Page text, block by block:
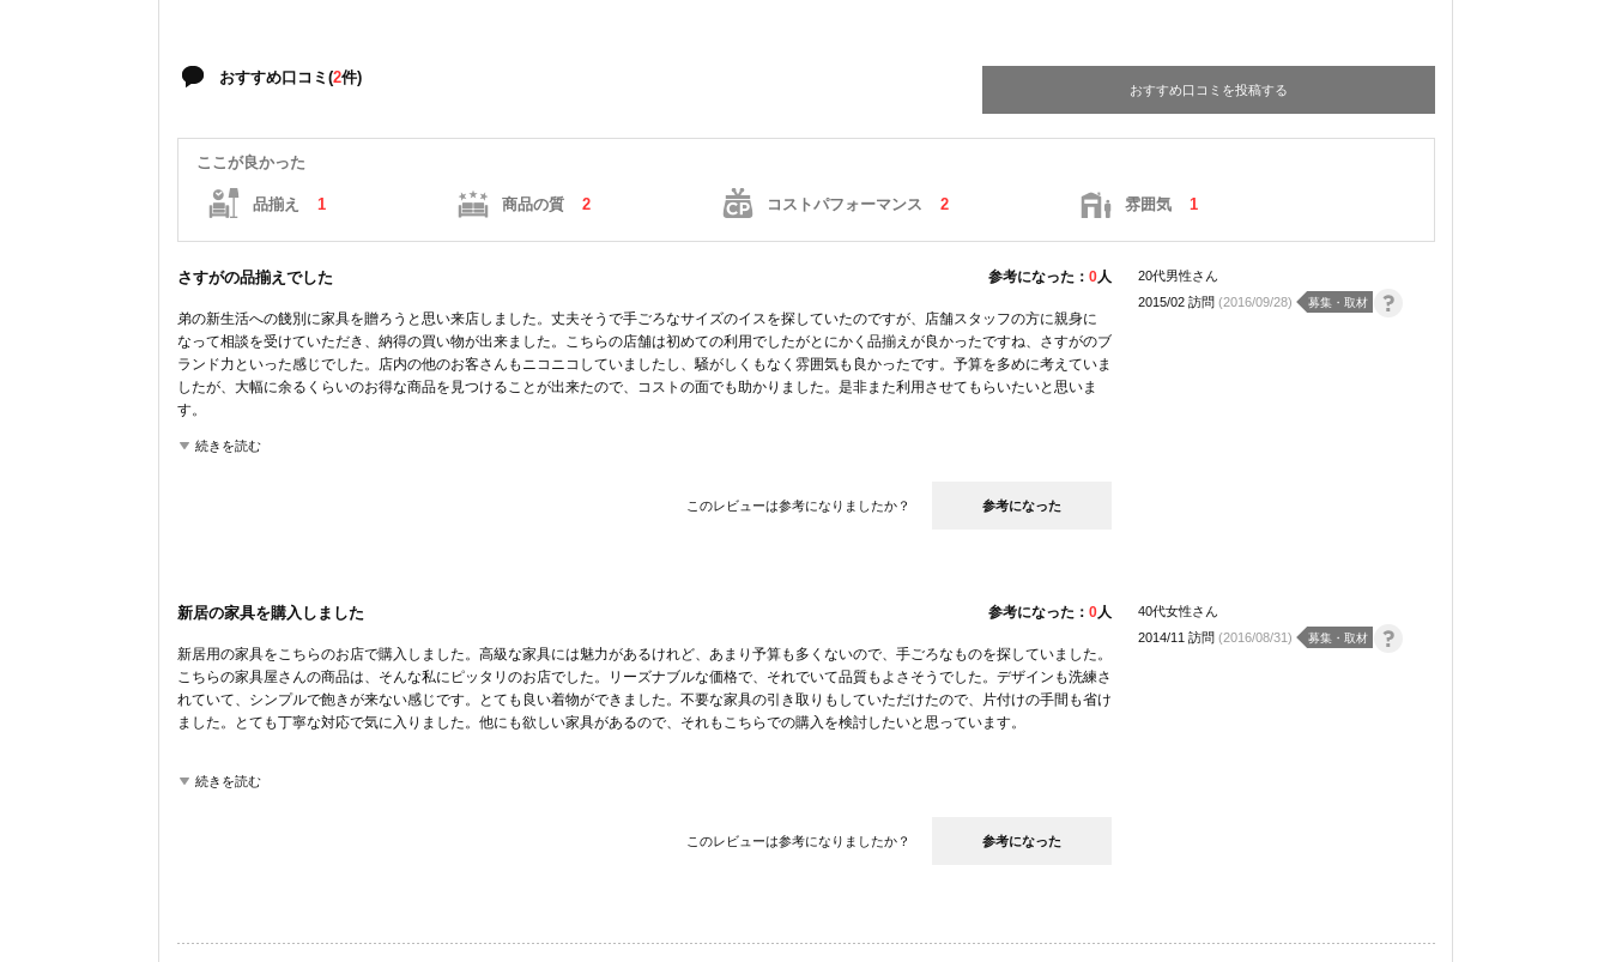
おすすめ口コミ(2件)
おすすめ口コミを投稿する
ここが良かった
品揃え 1 商品の質 2 コストパフォーマンス 2 雰囲気 1
さすがの品揃えでした 参考になった： 0人
弟の新生活への餞別に家具を贈ろうと思い来店しました。丈夫そうで手ごろなサイズのイスを探していたのですが、店舗スタッフの方に親身に
なって相談を受けていただき、納得の買い物が出来ました。こちらの店舗は初めての利用でしたがとにかく品揃えが良かったですね、さすがのブ
ランド力といった感じでした。店内の他のお客さんもニコニコしていましたし、騒がしくもなく雰囲気も良かったです。予算を多めに考えていま
したが、大幅に余るくらいのお得な商品を見つけることが出来たので、コストの面でも助かりました。是非また利用させてもらいたいと思いま
す。
ここが良かった
続きを読む
このレビューは参考になりましたか？ 参考になった
20代男性さん
2015/02 訪問 (2016/09/28) 募集・取材
新居の家具を購入しました 参考になった： 0人
新居用の家具をこちらのお店で購入しました。高級な家具には魅力があるけれど、あまり予算も多くないので、手ごろなものを探していました。
こちらの家具屋さんの商品は、そんな私にピッタリのお店でした。リーズナブルな価格で、それでいて品質もよさそうでした。デザインも洗練さ
れていて、シンプルで飽きが来ない感じです。とても良い着物ができました。不要な家具の引き取りもしていただけたので、片付けの手間も省け
ました。とても丁寧な対応で気に入りました。他にも欲しい家具があるので、それもこちらでの購入を検討したいと思っています。
商品の質
コストパフォーマンス
続きを読む
このレビューは参考になりましたか？ 参考になった
40代女性さん
2014/11 訪問 (2016/08/31) 募集・取材